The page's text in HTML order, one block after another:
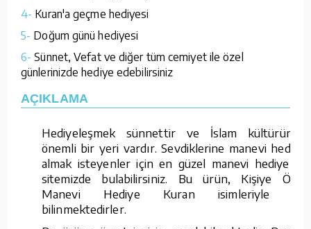
4- Kuran'a geçme hediyesi
5- Doğum günü hediyesi
6- Sünnet, Vefat ve diğer tüm cemiyet ile özel
günlerinizde hediye edebilirsiniz
AÇIKLAMA
Hediyeleşmek sünnettir ve İslam kültüründe
önemli bir yeri vardır. Sevdiklerine manevi hediye
almak isteyenler için en güzel manevi hediyeleri
sitemizde bulabilirsiniz. Bu ürün, Kişiye Özel
Manevi Hediye Kuran isimleriyle de
bilinmektedirler.